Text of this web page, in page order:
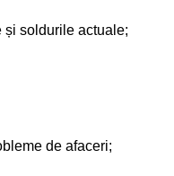
și soldurile actuale;
de afaceri;